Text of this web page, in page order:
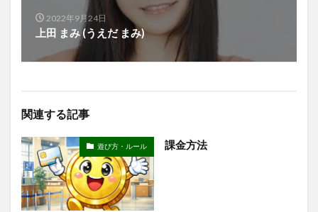
2022年9月24日
上田 まみ (うえだ まみ)
関連する記事
遊び方・ルール 課金方法